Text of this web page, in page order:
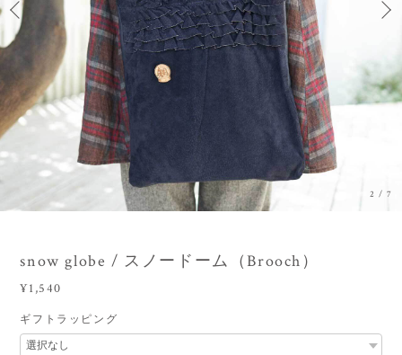
3 /7
snow globe / スノードーム（Brooch）
¥1,540
ギフトラッピング